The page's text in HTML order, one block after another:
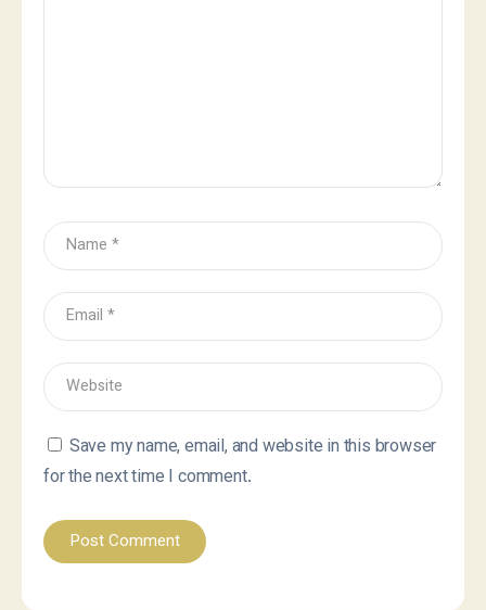
Save my name, email, and website in this browser
for the next time I comment.